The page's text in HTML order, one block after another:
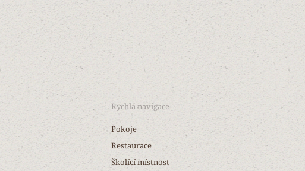
Rychlá navigace
Pokoje
Restaurace
Školící místnost